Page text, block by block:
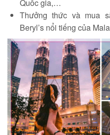
Quôc gia,…
Thưởng thức và mua
Beryl’s nổi tiếng của